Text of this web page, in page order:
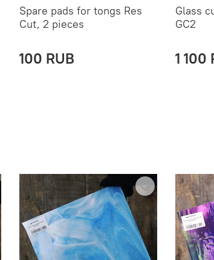
Spare pads for tongs Res
Cut, 2 pieces
100 RUB
Glass
GC2
1 100